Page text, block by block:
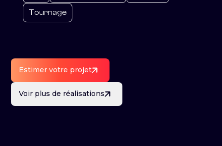
Tournage
Estimer votre projet
Voir plus de réalisations